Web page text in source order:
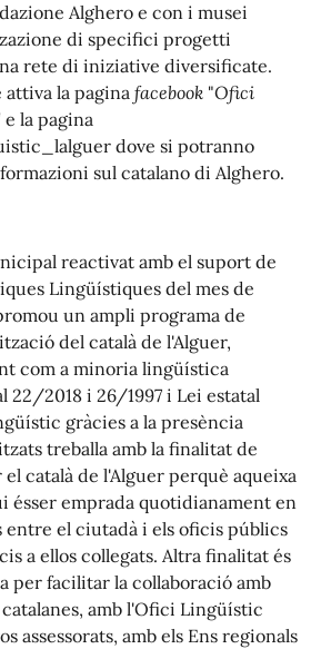
Alghero e con i musei
di specifici progetti
rete di iniziative diversificate.
la pagina facebook "Ofici
e la pagina
dove si potranno
sul catalano di Alghero.
reactivat amb el suport de
Lingüístiques del mes de
un ampli programa de
del català de l'Alguer,
com a minoria lingüística
22/2018 i 26/1997 i Lei estatal
gràcies a la presència
treballa amb la finalitat de
català de l'Alguer perquè aqueixa
ésser emprada quotidianament en
entre el ciutadà i els oficis públics
a ellos collegats. Altra finalitat és
per facilitar la collaboració amb
amb l'Ofici Lingüístic
assessorats, amb els Ens regionals